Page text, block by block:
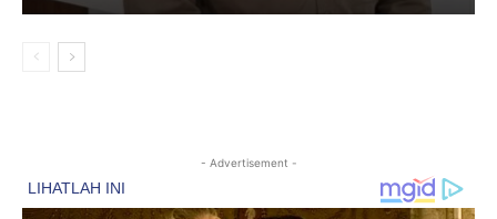
- Advertisement -